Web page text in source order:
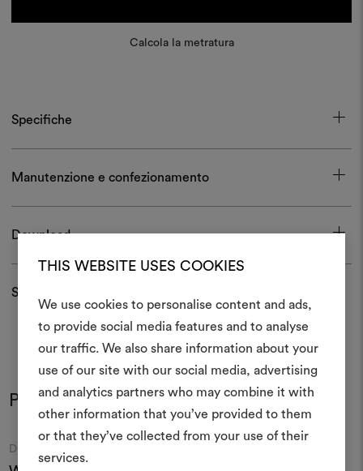
THIS WEBSITE USES COOKIES
We use cookies to personalise content and ads,
to provide social media features and to analyse
our traffic. We also share information about your
use of our site with our social media, advertising
and analytics partners who may combine it with
other information that you’ve provided to them
or that they’ve collected from your use of their
services.
Calcola la metratura
Specifiche
Manutenzione e confezionamento
Download
Spedizioni e resi
Potrebbe interessarti anche
DEDAR
Crea
Uno strumento interattivo
e condividere le tue idee,